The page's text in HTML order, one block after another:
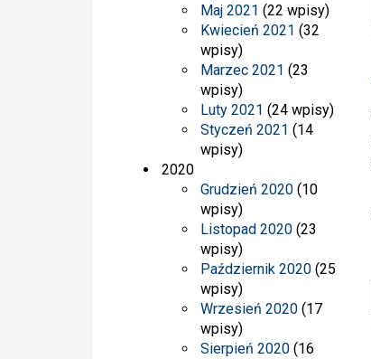
Maj 2021 (22 wpisy)
Kwiecień 2021 (32
wpisy)
Marzec 2021 (23
wpisy)
Luty 2021 (24 wpisy)
Styczeń 2021 (14
wpisy)
2020
Grudzień 2020 (10
wpisy)
Listopad 2020 (23
wpisy)
Październik 2020 (25
wpisy)
Wrzesień 2020 (17
wpisy)
Sierpień 2020 (16